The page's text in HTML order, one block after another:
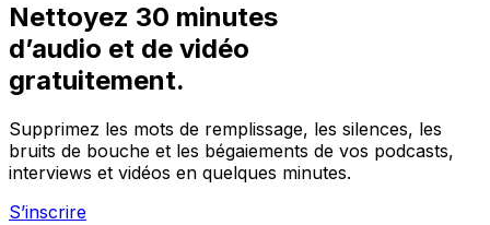
Nettoyez 30 minutes
d’audio et de vidéo
gratuitement.
Supprimez les mots de remplissage, les silences, les
bruits de bouche et les bégaiements de vos podcasts,
interviews et vidéos en quelques minutes.
S’inscrire